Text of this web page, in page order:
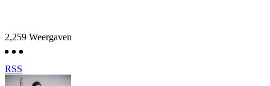
2,259 Weergaven
RSS